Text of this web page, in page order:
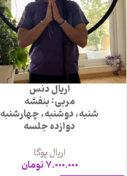
اریال دنس
مربی: بنفشه
شنبه، دوشنبه، چهارشنبه
دوازده جلسه
اریال یوگا
7.000.000تومان